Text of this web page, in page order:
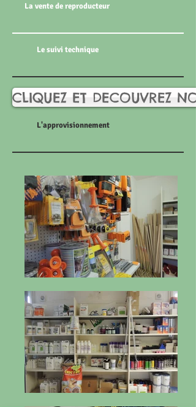
La vente de reproducteur
Le suivi technique
CLIQUEZ ET DECOUVREZ
L'approvisionnement